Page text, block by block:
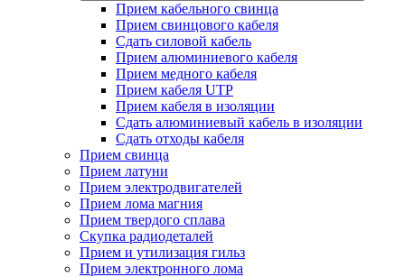
Прием кабельного свинца
Прием свинцового кабеля
Сдать силовой кабель
Прием алюминиевого кабеля
Прием медного кабеля
Прием кабеля UTP
Прием кабеля в изоляции
Сдать алюминиевый кабель в изоляции
Сдать отходы кабеля
Прием свинца
Прием латуни
Прием электродвигателей
Прием лома магния
Прием твердого сплава
Скупка радиодеталей
Прием и утилизация гильз
Прием электронного лома